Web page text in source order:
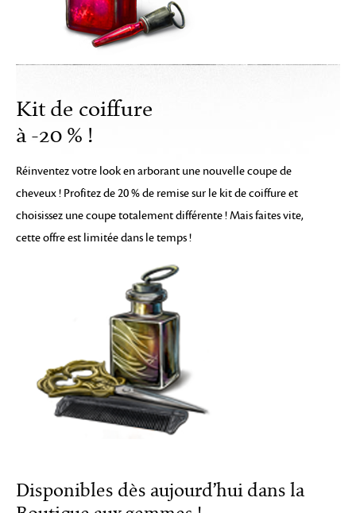
Kit de coiffure
à -20 % !
Réinventez votre look en arborant une nouvelle coupe de
cheveux ! Profitez de 20 % de remise sur le kit de coiffure et
choisissez une coupe totalement différente ! Mais faites vite,
cette offre est limitée dans le temps !
Disponibles dès aujourd’hui dans la